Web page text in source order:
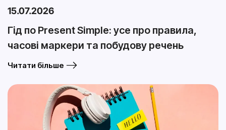
15.07.2026
Гід по Present Simple: усе про правила,
часові маркери та побудову речень
Читати більше